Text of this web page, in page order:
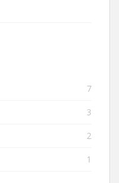
7
3
2
1